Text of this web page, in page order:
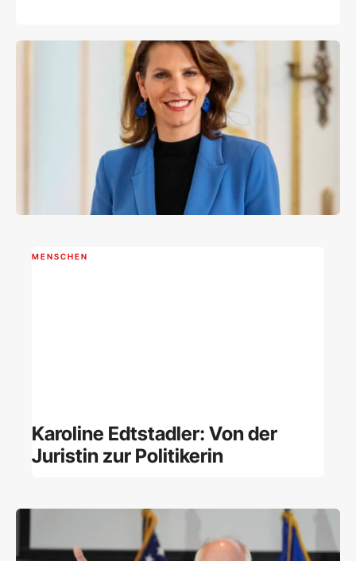
MENSCHEN
Karoline Edtstadler: Von der
Juristin zur Politikerin